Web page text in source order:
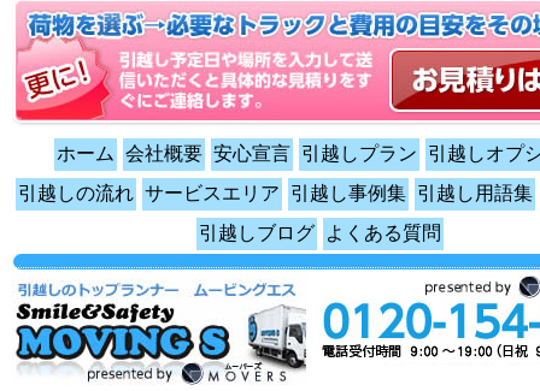
ホーム 会社概要 安心宣言 引越しプラン
引越しオプ
引越しの流れ サービスエリア 引越し事例集 引越し用語集
引越しブログ
よくある質問